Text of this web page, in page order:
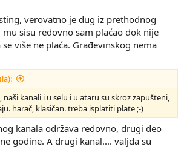
verovatno je dug iz prethodnog
sisu redovno sam plaćao dok nije
više ne plaća. Građevinskog nema
kanali i u selu i u ataru su skroz zapušteni,
harač, klasičan. treba isplatiti plate ;-)
kanala održava redovno, drugi deo
godine. A drugi kanal.... valjda su